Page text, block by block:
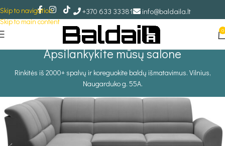
Skip to navigation
Skip to main content
+370 633 33381 info@baldaila.lt
0
Apsilankykite mūsų salone
Rinkitės iš 2000+ spalvų ir koreguokite baldų išmatavimus. Vilnius,
Naugarduko g. 55A.